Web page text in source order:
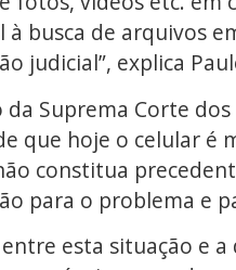
busca de arquivos
judicial”, explica
Suprema Corte
que hoje o celular é
constitua
para o problema e
esta situação e